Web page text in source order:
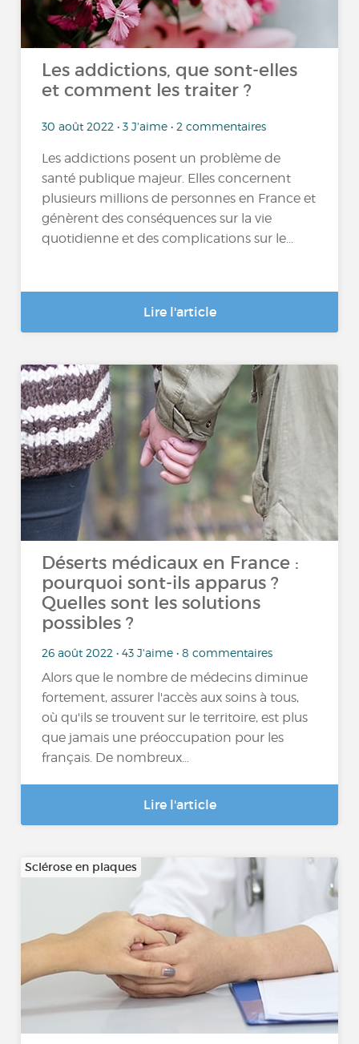
Les addictions, que sont-elles
et comment les traiter ?
30 août 2022 • 3 J'aime • 2 commentaires
Les addictions posent un problème de
santé publique majeur. Elles concernent
plusieurs millions de personnes en France et
génèrent des conséquences sur la vie
quotidienne et des complications sur le...
Lire l'article
Déserts médicaux en France :
pourquoi sont-ils apparus ?
Quelles sont les solutions
possibles ?
26 août 2022 • 43 J'aime • 8 commentaires
Alors que le nombre de médecins diminue
fortement, assurer l'accès aux soins à tous,
où qu'ils se trouvent sur le territoire, est plus
que jamais une préoccupation pour les
français. De nombreux...
Lire l'article
Sclérose en plaques